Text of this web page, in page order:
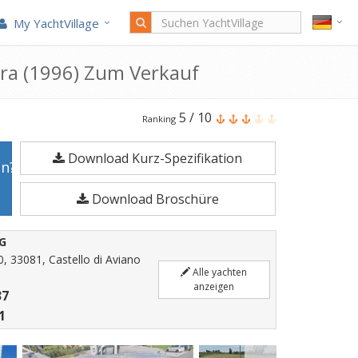
My YachtVillage
(1996) Zum Verkauf
Monterey
Boats
236
Montura
ist
7
Motoryacht
Ranking 5 / 10
Download Kurz-Spezifikation
Download Broschüre
33081, Castello di Aviano
Alle yachten
anzeigen